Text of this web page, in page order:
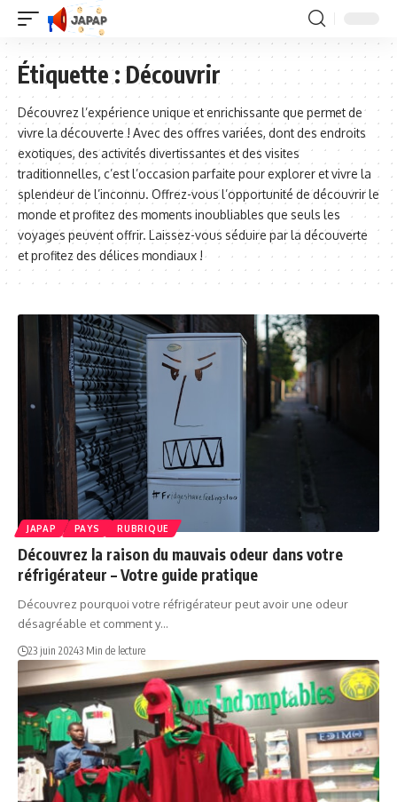
Étiquette :Découvrir
Découvrez l’expérience unique et enrichissante que permet de
vivre la découverte ! Avec des offres variées, dont des endroits
exotiques, des activités divertissantes et des visites
traditionnelles, c’est l’occasion parfaite pour explorer et vivre la
splendeur de l’inconnu. Offrez-vous l’opportunité de découvrir le
monde et profitez des moments inoubliables que seuls les
voyages peuvent offrir. Laissez-vous séduire par la découverte
et profitez des délices mondiaux !
JAPAP PAYS RUBRIQUE
Découvrez la raison du mauvais odeur dans votre
réfrigérateur – Votre guide pratique
Découvrez pourquoi votre réfrigérateur peut avoir une odeur
désagréable et comment y…
23 juin 20243 Min de lecture